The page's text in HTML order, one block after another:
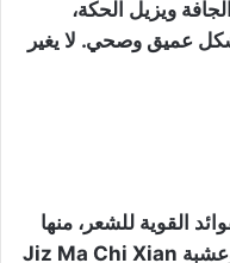
ويزيل الحكة،
عميق وصحي. لا يغير
القوية للشعر، منها
نبتة آن مول، وعشبة Hei Zhi Ma وعشبة Jiz Ma Chi Xian